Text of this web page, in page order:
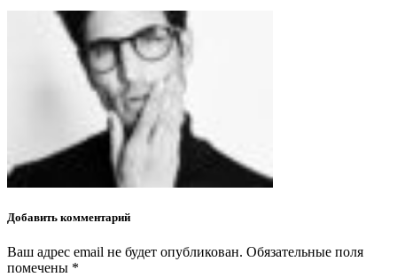
Добавить комментарий
Ваш адрес email не будет опубликован. Обязательные поля
помечены *